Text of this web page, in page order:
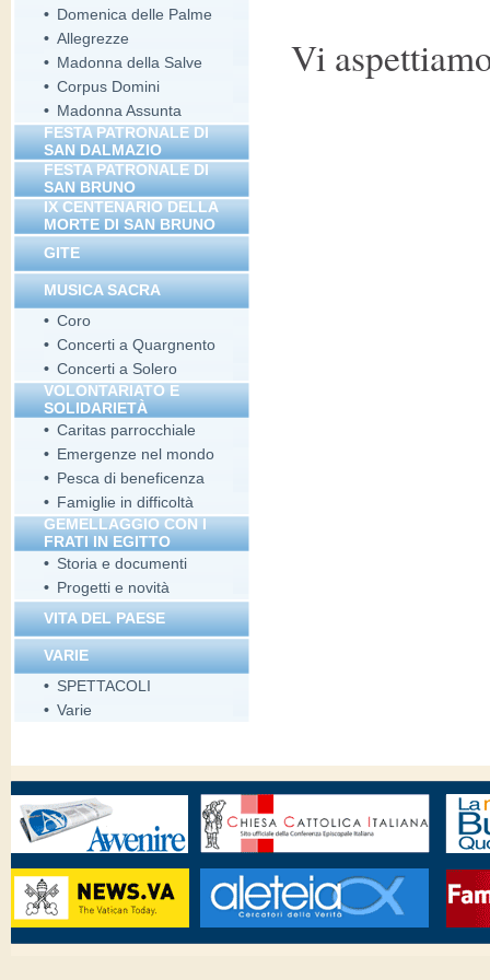
• Domenica delle Palme
• Allegrezze
• Madonna della Salve
• Corpus Domini
• Madonna Assunta
FESTA PATRONALE DI
SAN DALMAZIO
FESTA PATRONALE DI
SAN BRUNO
IX CENTENARIO DELLA
MORTE DI SAN BRUNO
GITE
MUSICA SACRA
• Coro
• Concerti a Quargnento
• Concerti a Solero
VOLONTARIATO E
SOLIDARIETÀ
• Caritas parrocchiale
• Emergenze nel mondo
• Pesca di beneficenza
• Famiglie in difficoltà
GEMELLAGGIO CON I
FRATI IN EGITTO
• Storia e documenti
• Progetti e novità
VITA DEL PAESE
VARIE
• SPETTACOLI
• Varie
Vi